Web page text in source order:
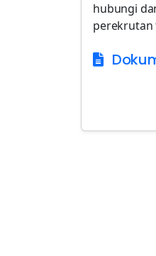
hubungi
perekrutan